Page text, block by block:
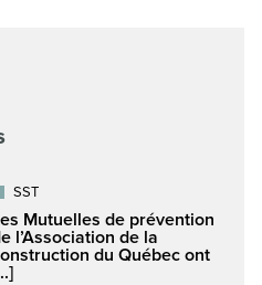
SST
Mutuelles de prévention
l’Association de la
du Québec ont